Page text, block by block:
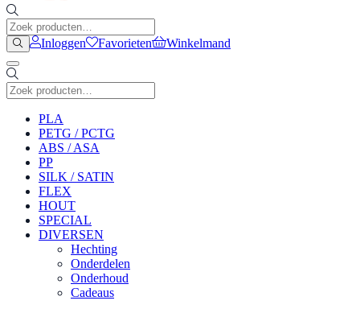
Inloggen Favorieten Winkelmand
PLA
PETG / PCTG
ABS / ASA
PP
SILK / SATIN
FLEX
HOUT
SPECIAL
DIVERSEN
Hechting
Onderdelen
Onderhoud
Cadeaus